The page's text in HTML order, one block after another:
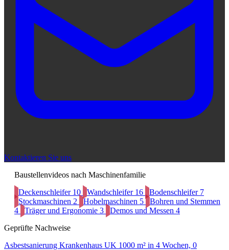
Kontaktieren Sie uns
Baustellenvideos nach Maschinenfamilie
Deckenschleifer 10 Wandschleifer 16 Bodenschleifer 7
Stockmaschinen 2 Hobelmaschinen 5
Bohren und Stemmen
4
Träger und Ergonomie 3 Demos und Messen 4
Geprüfte Nachweise
Asbestsanierung Krankenhaus UK 1000 m² in 4 Wochen, 0